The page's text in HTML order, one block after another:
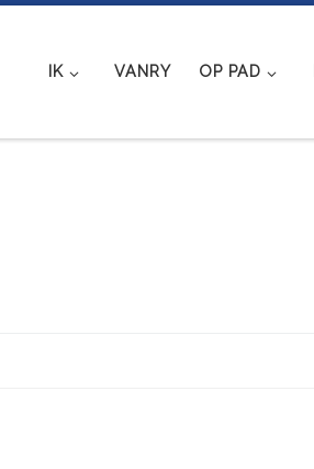
IK VANRY OP PAD